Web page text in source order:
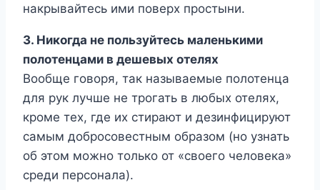
накрывайтесь ими поверх простыни.
3. Никогда не пользуйтесь маленькими
полотенцами в дешевых отелях
Вообще говоря, так называемые полотенца
для рук лучше не трогать в любых отелях,
кроме тех, где их стирают и дезинфицируют
самым добросовестным образом (но узнать
об этом можно только от «своего человека»
среди персонала).